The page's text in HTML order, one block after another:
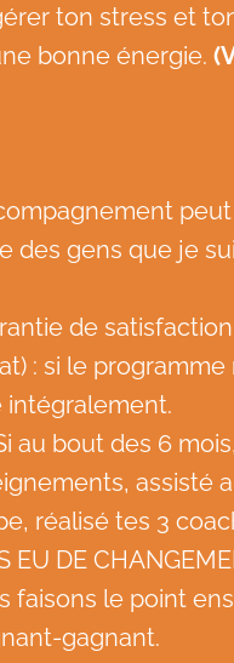
ton stress et
bonne énergie.
peut
des gens que je
de
: si le programme
intégralement.
au bout des 6
assisté
réalisé tes 3
EU DE
faisons le point
gagnant.